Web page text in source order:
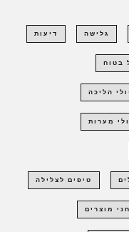
גלישה דיעות
בטוח
הליכה
מערות
טיפים לצלילה
מוצרים